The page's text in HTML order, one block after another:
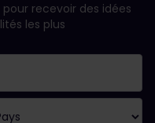
recevoir des idées
les plus